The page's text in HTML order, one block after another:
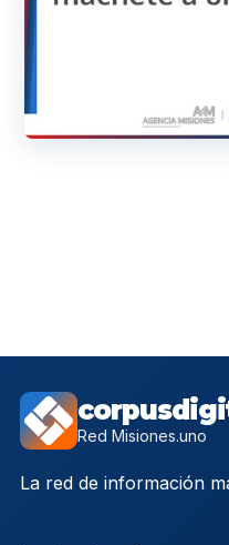
Red Misiones.uno
La red de información